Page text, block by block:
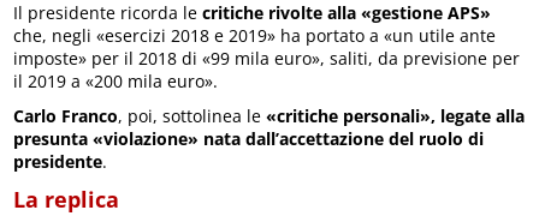
Il presidente ricorda lecritiche rivolte alla «gestione APS»
che, negli «esercizi 2018 e 2019» ha portato a «un utile ante
imposte» per il 2018 di «99 mila euro», saliti, da previsione per
il 2019 a «200 mila euro».
Carlo Franco, poi, sottolinea le«critiche personali», legate alla
presunta «violazione» nata dall’accettazione del ruolo di
presidente.
La replica